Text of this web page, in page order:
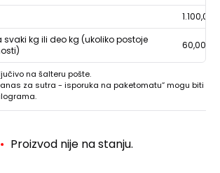
1.100,00
svaki kg ili deo kg (ukoliko postoje
60,00
na šalteru pošte.
za sutra - isporuka na paketomatu“ mogu biti
Proizvod nije na stanju.